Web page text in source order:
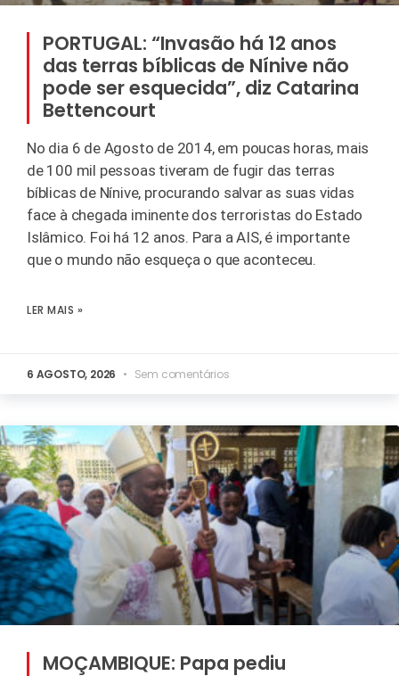
PORTUGAL: “Invasão há 12 anos
das terras bíblicas de Nínive não
pode ser esquecida”, diz Catarina
Bettencourt
No dia 6 de Agosto de 2014, em poucas horas, mais
de 100 mil pessoas tiveram de fugir das terras
bíblicas de Nínive, procurando salvar as suas vidas
face à chegada iminente dos terroristas do Estado
Islâmico. Foi há 12 anos. Para a AIS, é importante
que o mundo não esqueça o que aconteceu.
LER MAIS »
6 AGOSTO, 2026 Sem comentários
MOÇAMBIQUE: Papa pediu